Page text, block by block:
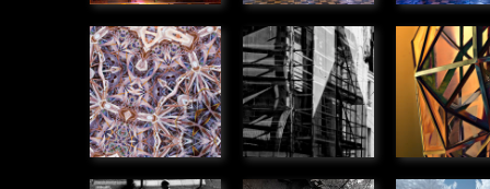
Kaléidoscope
» Graphique
Echafaudage
» Graphique »